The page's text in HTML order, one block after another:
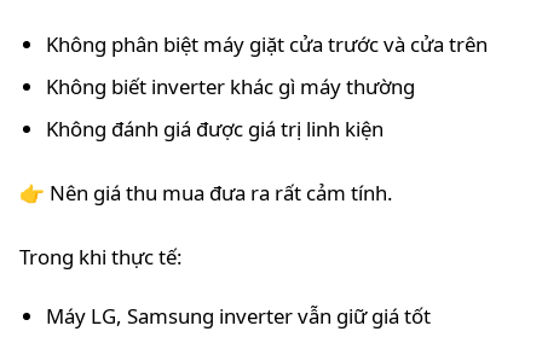
Không phân biệt máy giặt cửa trước và cửa trên
Không biết inverter khác gì máy thường
Không đánh giá được giá trị linh kiện
👉 Nên giá thu mua đưa ra rất cảm tính.
Trong khi thực tế:
Máy LG, Samsung inverter vẫn giữ giá tốt